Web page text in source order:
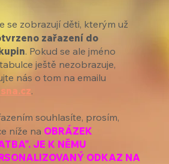
se zobrazují děti, kterým už
zařazení do
. Pokud se ale jméno
ještě nezobrazuje,
nás o tom na emailu
.
souhlasíte, prosím,
níže na OBRÁZEK
JE K NĚMU
ODKAZ NA